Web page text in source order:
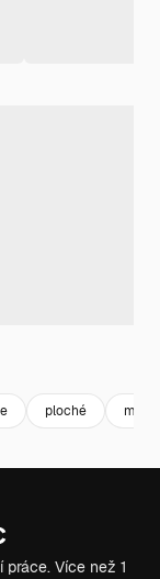
ploché
Více než 1